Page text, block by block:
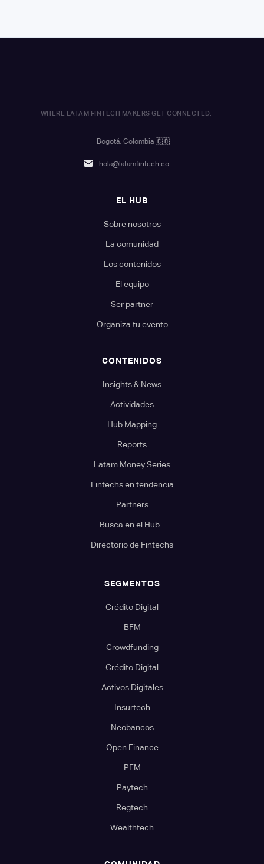
WHERE LATAM FINTECH MAKERS GET CONNECTED.
Bogotá, Colombia 🇨🇴
hola@latamfintech.co
EL HUB
Sobre nosotros
La comunidad
Los contenidos
El equipo
Ser partner
Organiza tu evento
CONTENIDOS
Insights & News
Actividades
Hub Mapping
Reports
Latam Money Series
Fintechs en tendencia
Partners
Busca en el Hub...
Directorio de Fintechs
SEGMENTOS
Crédito Digital
BFM
Crowdfunding
Crédito Digital
Activos Digitales
Insurtech
Neobancos
Open Finance
PFM
Paytech
Regtech
Wealthtech